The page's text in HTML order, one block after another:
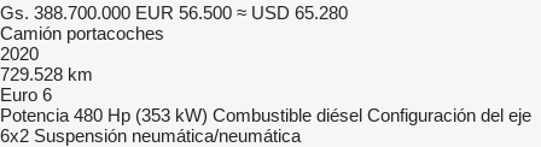
Gs. 388.700.000 EUR 56.500 ≈ USD 65.280
Camión portacoches
2020
729.528 km
Euro 6
Potencia 480 Hp (353 kW) Combustible diésel Configuración del eje
6x2 Suspensión neumática/neumática